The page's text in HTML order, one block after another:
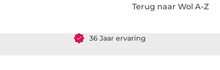
Terug naar Wol A-Z
Meer dan 1.8 miljoen meter stof klaar voor verzending